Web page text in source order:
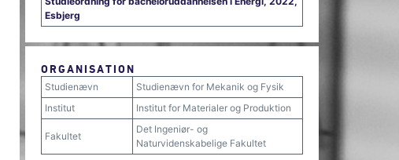
Esbjerg
ORGANISATION
Studienævn
Studienævn for Mekanik og Fysik
Institut
Institut for Materialer og Produktion
Fakultet
Det Ingeniør- og
Naturvidenskabelige Fakultet